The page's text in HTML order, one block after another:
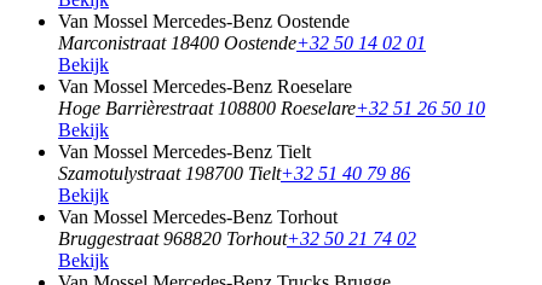
Van Mossel Mercedes-Benz Oostende
Marconistraat 18400 Oostende+32 50 14 02 01
Bekijk
Van Mossel Mercedes-Benz Roeselare
Hoge Barrièrestraat 108800 Roeselare+32 51 26 50 10
Bekijk
Van Mossel Mercedes-Benz Tielt
Szamotulystraat 198700 Tielt+32 51 40 79 86
Bekijk
Van Mossel Mercedes-Benz Torhout
Bruggestraat 968820 Torhout+32 50 21 74 02
Bekijk